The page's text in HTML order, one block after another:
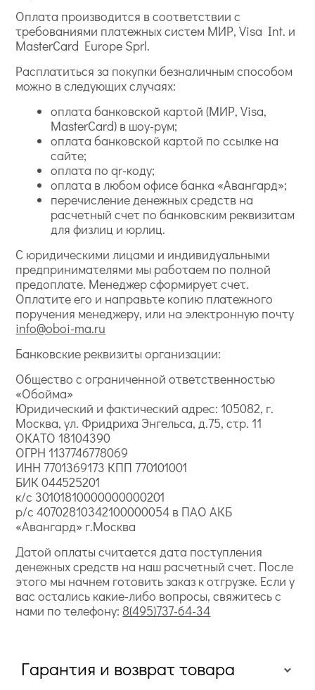
Оплата производится в соответствии с
требованиями платежных систем МИР, Visa Int. и
MasterCard Europe Sprl.
Расплатиться за покупки безналичным способом
можно в следующих случаях:
оплата банковской картой (МИР, Visa,
MasterCard) в шоу-рум;
оплата банковской картой по ссылке на
сайте;
оплата по qr-коду;
оплата в любом офисе банка «Авангард»;
перечисление денежных средств на
расчетный счет по банковским реквизитам
для физлиц и юрлиц.
С юридическими лицами и индивидуальными
предпринимателями мы работаем по полной
предоплате. Менеджер сформирует счет.
Оплатите его и направьте копию платежного
поручения менеджеру, или на электронную почту
info@oboi-ma.ru
Банковские реквизиты организации:
Общество с ограниченной ответственностью
«Обойма»
Юридический и фактический адрес: 105082, г.
Москва, ул. Фридриха Энгельса, д.75, стр. 11
ОКАТО 18104390
ОГРН 1137746778069
ИНН 7701369173 КПП 770101001
БИК 044525201
к/с 30101810000000000201
р/с 40702810342100000054 в ПАО АКБ
«Авангард» г.Москва
Датой оплаты считается дата поступления
денежных средств на наш расчетный счет. После
этого мы начнем готовить заказ к отгрузке. Если у
вас остались какие-либо вопросы, свяжитесь с
нами по телефону: 8(495)737-64-34
Гарантия и возврат товара